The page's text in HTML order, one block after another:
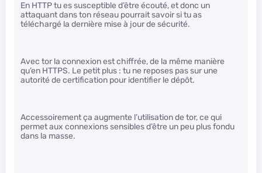
En HTTP tu es susceptible d’être écouté, et donc un
attaquant dans ton réseau pourrait savoir si tu as
téléchargé la dernière mise à jour de sécurité.
Avec tor la connexion est chiffrée, de la même manière
qu’en HTTPS. Le petit plus : tu ne reposes pas sur une
autorité de certification pour identifier le dépôt.
Accessoirement ça augmente l’utilisation de tor, ce qui
permet aux connexions sensibles d’être un peu plus fondu
dans la masse.